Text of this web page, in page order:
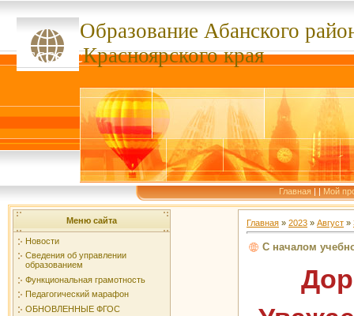
Образование Абанского
сссссссКрасноярского края
Главная | | Мой
Меню сайта
Новости
Сведения об управлении
образованием
Функциональная грамотность
Педагогический марафон
ОБНОВЛЕННЫЕ ФГОС
Главная » 2023 » Август »
С началом